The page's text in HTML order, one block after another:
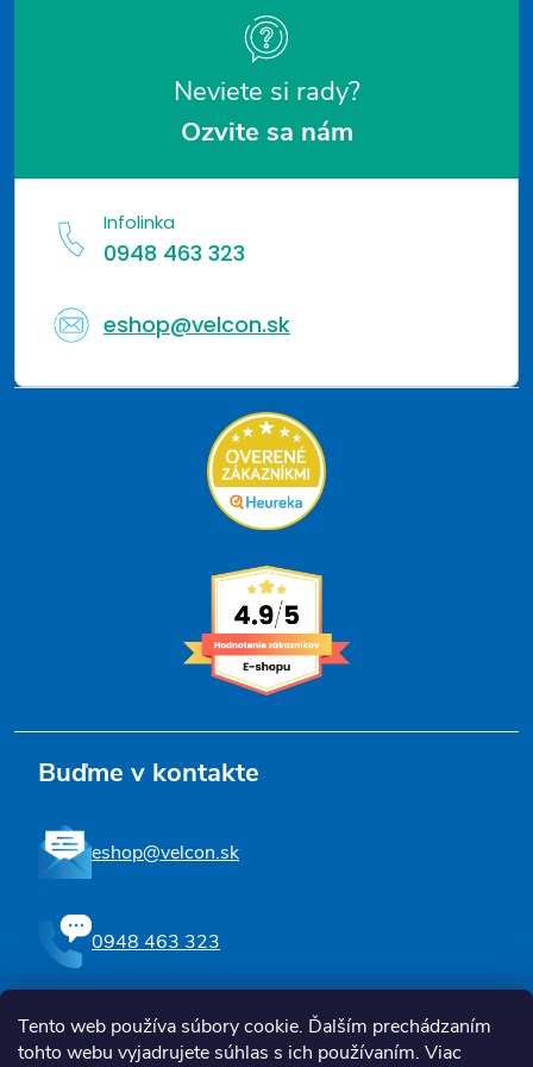
Tento web používa súbory cookie. Ďalším prechádzaním
tohto webu vyjadrujete súhlas s ich používaním. Viac
e
Neviete si rady?
Ozvite sa nám
Infolinka
0948 463 323
eshop@velcon.sk
Buďme v kontakte
eshop@velcon.sk
0948 463 323
Sledujte nás na Facebooku